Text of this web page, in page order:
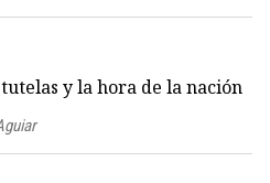
y la hora de la nación